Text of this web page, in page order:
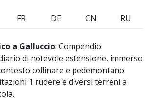
FR DE CN RU
a Galluccio: Compendio
di notevole estensione, immerso
collinare e pedemontano
1 rudere e diversi terreni a